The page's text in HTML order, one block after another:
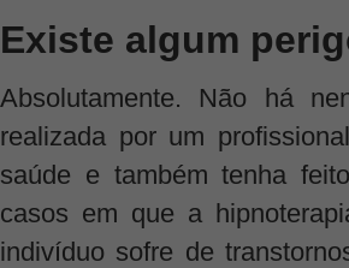
Existe algum
Absolutamente. Não há
realizada por um
saúde e também tenha
casos em que a
indivíduo sofre de